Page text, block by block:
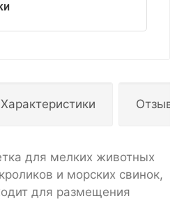
Характеристики
для мелких животных
и морских свинок,
для размещения